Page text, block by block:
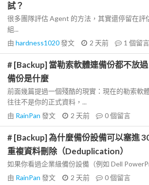
試？
很多團隊評估 Agent 的方法，其實還停留在評
組...
由 hardness1020發文 2 天前 1 個留言
# [Backup] 當勒索軟體連備份都不放
備份是什麼
前面幾篇提過一個殘酷的現實：現在的勒索軟
往往不是你的正式資料，...
由 RainPan 發文 2 天前 0個留言
# [Backup] 為什麼備份設備可以塞進
重複資料刪除（Deduplication）
如果你看過企業級備份設備（例如 Dell
由 RainPan 發文 2 天前 0個留言